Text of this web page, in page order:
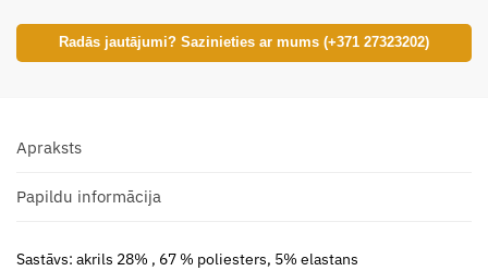
Radās jautājumi? Sazinieties ar mums (+371 27323202)
Apraksts
Papildu informācija
Sastāvs: akrils 28% , 67 % poliesters, 5% elastans